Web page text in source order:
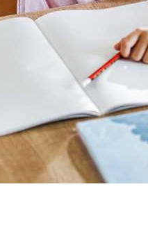
společně s